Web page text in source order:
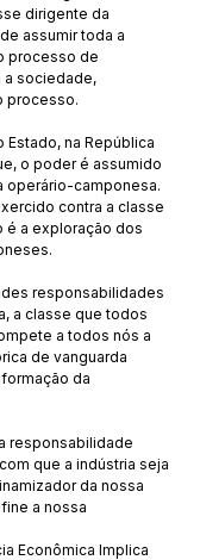
dirigente da
assumir toda a
processo de
a sociedade,
processo.
Estado, na República
o poder é assumido
operário-camponesa.
contra a classe
é a exploração dos
responsabilidades
a classe que todos
a todos nós a
de vanguarda
da
responsabilidade
que a indústria seja
da nossa
a nossa
Econômica Implica